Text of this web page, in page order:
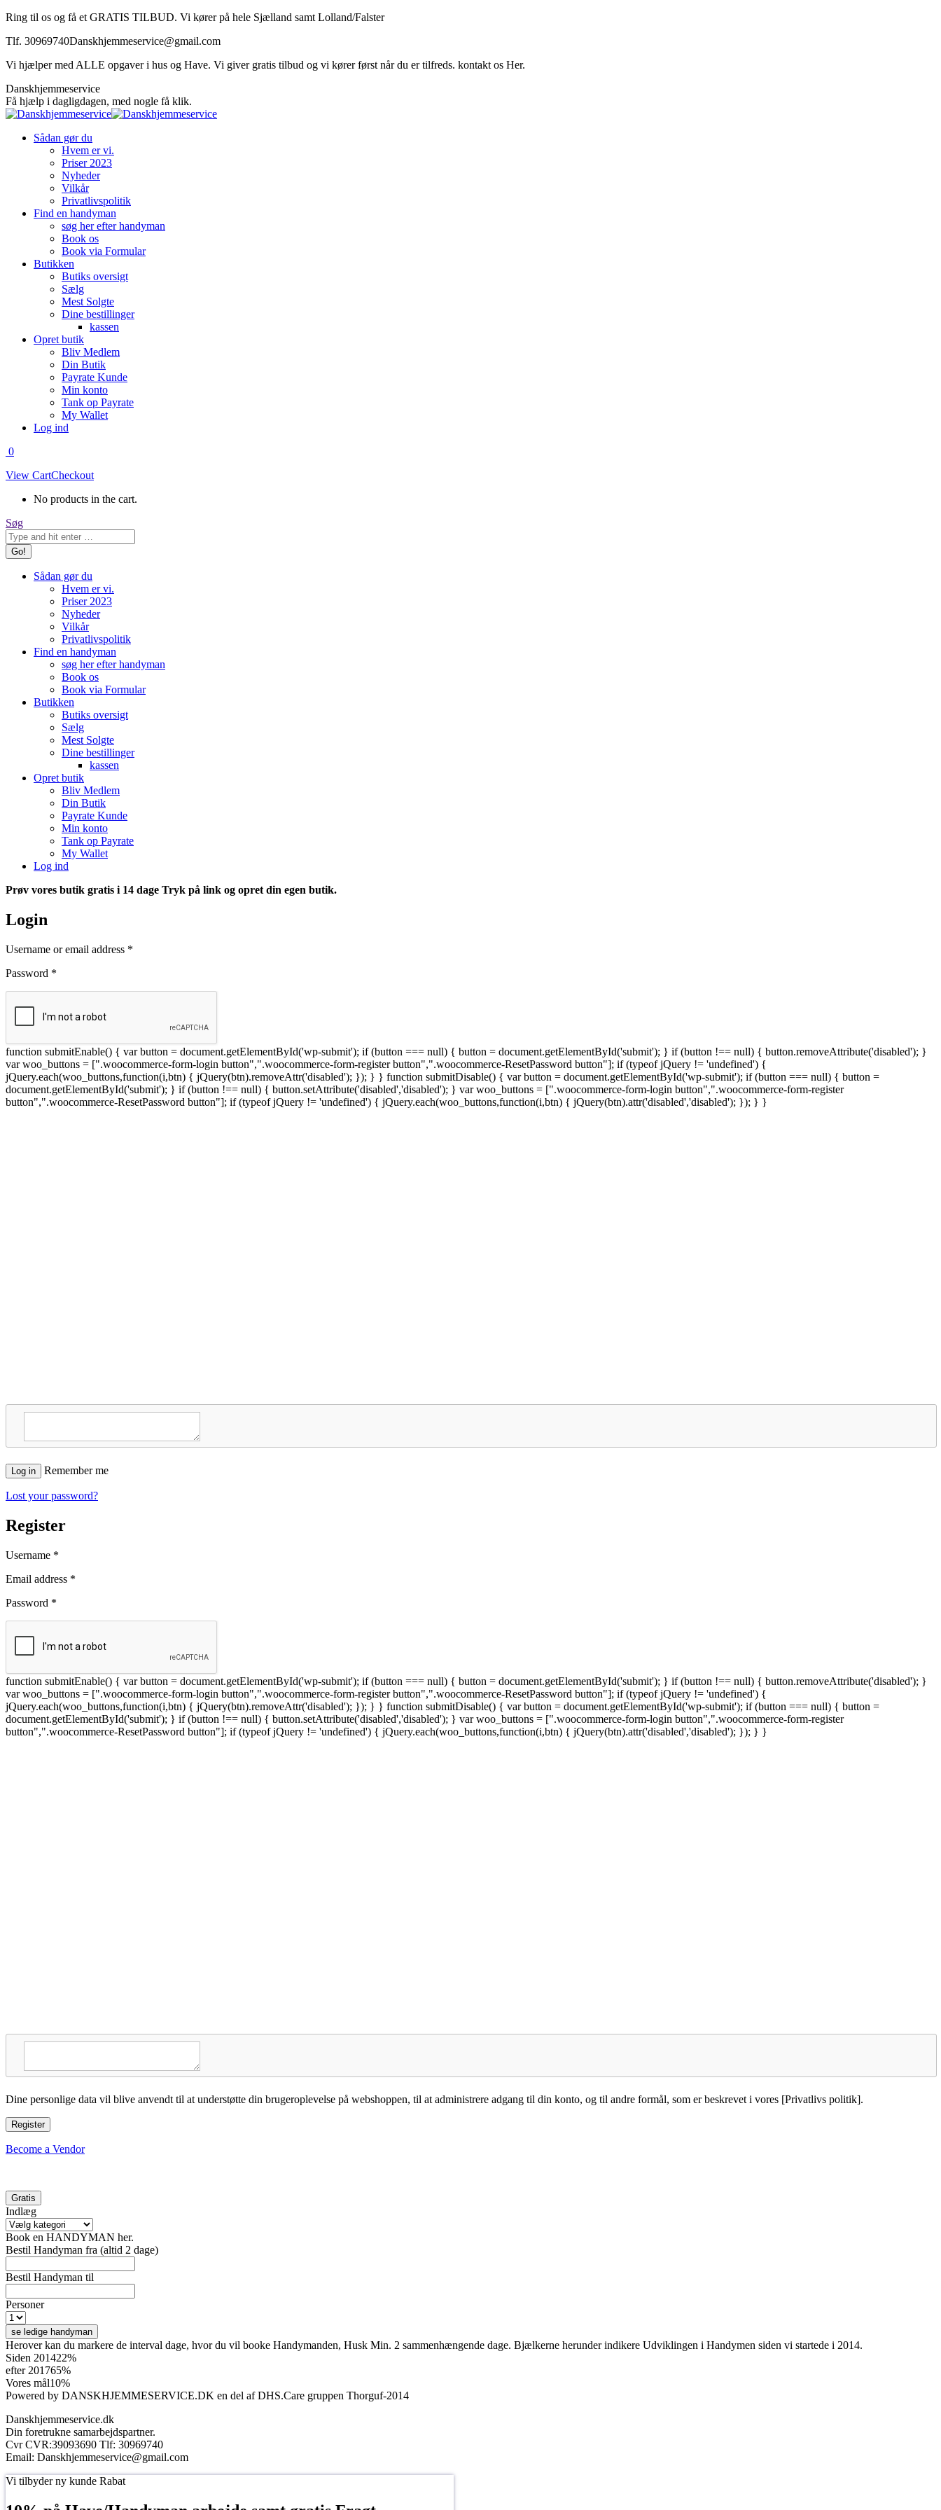
Skip
content
Ring til os og få et GRATIS TILBUD. Vi kører på hele Sjælland samt Lolland/Falster
Tlf. 30969740Danskhjemmeservice@gmail.com
Vi hjælper med ALLE opgaver i hus og Have. Vi giver gratis tilbud og vi kører først når du er tilfreds. kontakt os Her.
Facebook
page
opens
new
Danskhjemmeservice
Få hjælp i dagligdagen, med nogle få klik.
Sådan gør du
Hvem er vi.
Priser 2023
Nyheder
Vilkår
Privatlivspolitik
Find en handyman
søg her efter handyman
Book os
Book via Formular
Butikken
Butiks oversigt
Sælg
Mest Solgte
Dine bestillinger
kassen
Opret butik
Bliv Medlem
Din Butik
Payrate Kunde
Min konto
Tank op Payrate
My Wallet
Log ind
0
View CartCheckout
No products in the cart.
Search:
Søg
Sådan gør du
Hvem er vi.
Priser 2023
Nyheder
Vilkår
Privatlivspolitik
Find en handyman
søg her efter handyman
Book os
Book via Formular
Butikken
Butiks oversigt
Sælg
Mest Solgte
Dine bestillinger
kassen
Opret butik
Bliv Medlem
Din Butik
Payrate Kunde
Min konto
Tank op Payrate
My Wallet
Log ind
Prøv vores butik gratis i 14 dage Tryk på link og opret din egen butik.
Login
Username or email address *
Password *
function submitEnable() { var button = document.getElementById('wp-submit'); if (button === null) { button = document.getElementById('submit'); } if (button !== null) { button.removeAttribute('disabled'); }
var woo_buttons = [".woocommerce-form-login button",".woocommerce-form-register button",".woocommerce-ResetPassword button"]; if (typeof jQuery != 'undefined') {
jQuery.each(woo_buttons,function(i,btn) { jQuery(btn).removeAttr('disabled'); }); } } function submitDisable() { var button = document.getElementById('wp-submit'); if (button === null) { button =
document.getElementById('submit'); } if (button !== null) { button.setAttribute('disabled','disabled'); } var woo_buttons = [".woocommerce-form-login button",".woocommerce-form-register
button",".woocommerce-ResetPassword button"]; if (typeof jQuery != 'undefined') { jQuery.each(woo_buttons,function(i,btn) { jQuery(btn).attr('disabled','disabled'); }); } }
Log in Remember me
Lost your password?
Register
Username *
Email address *
Password *
function submitEnable() { var button = document.getElementById('wp-submit'); if (button === null) { button = document.getElementById('submit'); } if (button !== null) { button.removeAttribute('disabled'); }
var woo_buttons = [".woocommerce-form-login button",".woocommerce-form-register button",".woocommerce-ResetPassword button"]; if (typeof jQuery != 'undefined') {
jQuery.each(woo_buttons,function(i,btn) { jQuery(btn).removeAttr('disabled'); }); } } function submitDisable() { var button = document.getElementById('wp-submit'); if (button === null) { button =
document.getElementById('submit'); } if (button !== null) { button.setAttribute('disabled','disabled'); } var woo_buttons = [".woocommerce-form-login button",".woocommerce-form-register
button",".woocommerce-ResetPassword button"]; if (typeof jQuery != 'undefined') { jQuery.each(woo_buttons,function(i,btn) { jQuery(btn).attr('disabled','disabled'); }); } }
Dine personlige data vil blive anvendt til at understøtte din brugeroplevelse på webshoppen, til at administrere adgang til din konto, og til andre formål, som er beskrevet i vores [Privatlivs politik].
Register
Become a Vendor
Indlæg
Indlæg
Book en HANDYMAN her.
Bestil Handyman fra (altid 2 dage)
Bestil Handyman til
Personer
se ledige handyman
Herover kan du markere de interval dage, hvor du vil booke Handymanden, Husk Min. 2 sammenhængende dage. Bjælkerne herunder indikere Udviklingen i Handymen siden vi startede i 2014.
Siden 201422%
efter 201765%
Vores mål10%
Powered by DANSKHJEMMESERVICE.DK en del af DHS.Care gruppen Thorguf-2014
Danskhjemmeservice.dk
Din foretrukne samarbejdspartner.
Cvr CVR:39093690 Tlf: 30969740
Email: Danskhjemmeservice@gmail.com
Go
Top
Vi tilbyder ny kunde Rabat